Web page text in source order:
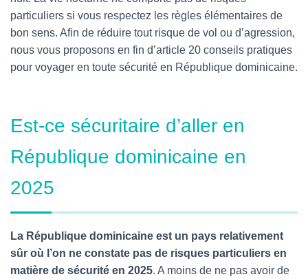
particuliers si vous respectez les règles élémentaires de
bon sens. Afin de réduire tout risque de vol ou d’agression,
nous vous proposons en fin d’article 20 conseils pratiques
pour voyager en toute sécurité en République dominicaine.
Est-ce sécuritaire d’aller en
République dominicaine en
2025
La République dominicaine est un pays relativement
sûr où l’on ne constate pas de risques particuliers en
matière de sécurité en 2025. A moins de ne pas avoir de